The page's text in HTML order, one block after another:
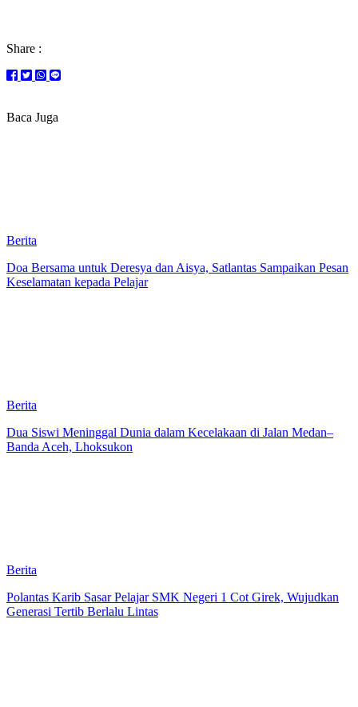
Share :
Baca Juga
Berita
Doa Bersama untuk Deresya dan Aisya, Satlantas Sampaikan Pesan
Keselamatan kepada Pelajar
Berita
Dua Siswi Meninggal Dunia dalam Kecelakaan di Jalan Medan–
Banda Aceh, Lhoksukon
Berita
Polantas Karib Sasar Pelajar SMK Negeri 1 Cot Girek, Wujudkan
Generasi Tertib Berlalu Lintas